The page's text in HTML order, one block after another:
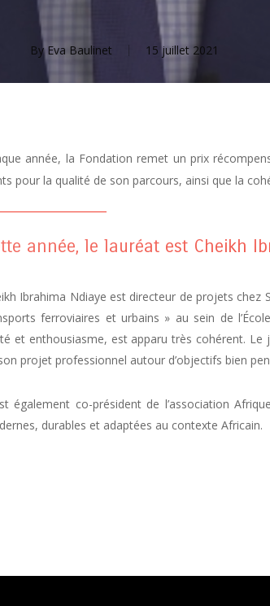
By Eva Baulinet 15 juillet 2021
année, la Fondation remet un prix
pour la qualité de son parcours, ainsi que la
année, le lauréat est Cheikh
Ibrahima Ndiaye est directeur de projets chez
ferroviaires et urbains » au sein de
et enthousiasme, est apparu très cohérent.
projet professionnel autour d’objectifs bien
également co-président de l’association
durables et adaptées au contexte Africain.